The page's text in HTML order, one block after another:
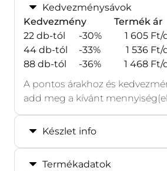
Kedvezménysávok
Kedvezmény
Termék ár
22 db-tól
-30% 1 605 Ft/
44 db-tól
-33% 1 536 Ft/
88 db-tól
-36% 1 468 Ft/
A pontos árakhoz és
add meg a kívánt
Készlet info
Termékadatok